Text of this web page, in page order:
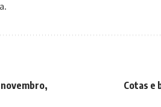
novembro,
Cotas e